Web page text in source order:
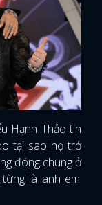
Hạnh Thảo tin
tại sao họ trở
đóng chung ở
là anh em